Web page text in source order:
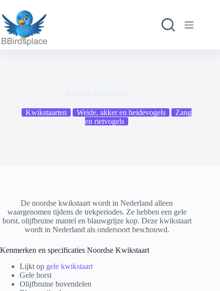
naar
de
inhoud
Kwikstaarten Weide, akker en heidevogels
Zang
en rietvogels
De noordse kwikstaart wordt in Nederland alleen
waargenomen tijdens de trekperiodes. Ze hebben een gele
borst, olijfbruine mantel en blauwgrijze kop. Deze kwikstaart
wordt in Nederland als ondersoort beschouwd.
Kenmerken en specificaties Noordse Kwikstaart
Lijkt op gele kwikstaart
Gele borst
Olijfbruine bovendelen